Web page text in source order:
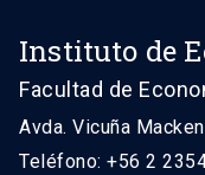
Instituto de
Facultad de
Avda. Vicuña
Teléfono: +56 2